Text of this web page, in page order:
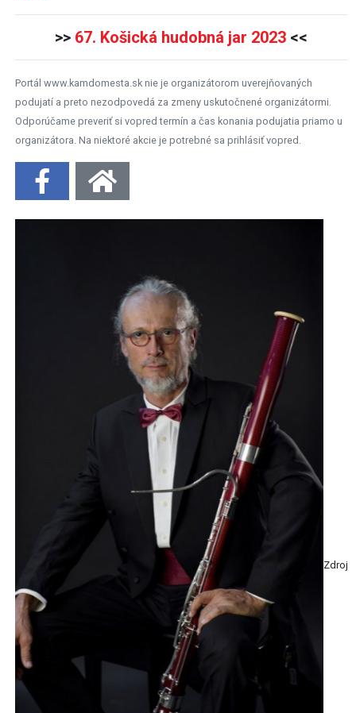
>> 67. Košická hudobná jar 2023 <<
Portál www.kamdomesta.sk nie je organizátorom uverejňovaných
podujatí a preto nezodpovedá za zmeny uskutočnené organizátormi.
Odporúčame preveriť si vopred termín a čas konania podujatia priamo u
organizátora. Na niektoré akcie je potrebné sa prihlásiť vopred.